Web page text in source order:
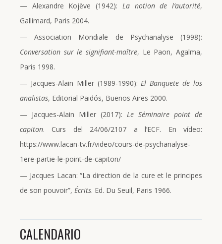
— Alexandre Kojève (1942): La notion de l’autorité,
Gallimard, Paris 2004.
— Association Mondiale de Psychanalyse (1998):
Conversation sur le signifiant-maître, Le Paon, Agalma,
Paris 1998.
— Jacques-Alain Miller (1989-1990):El Banquete de los
analistas, Editorial Paidós, Buenos Aires 2000.
— Jacques-Alain Miller (2017): Le Séminaire point de
capiton. Curs del 24/06/2107 a l’ECF. En vídeo:
https://www.lacan-tv.fr/video/cours-de-psychanalyse-
1ere-partie-le-point-de-capiton/
— Jacques Lacan: “La direction de la cure et le principes
de son pouvoir”, Écrits. Ed. Du Seuil, Paris 1966.
CALENDARIO